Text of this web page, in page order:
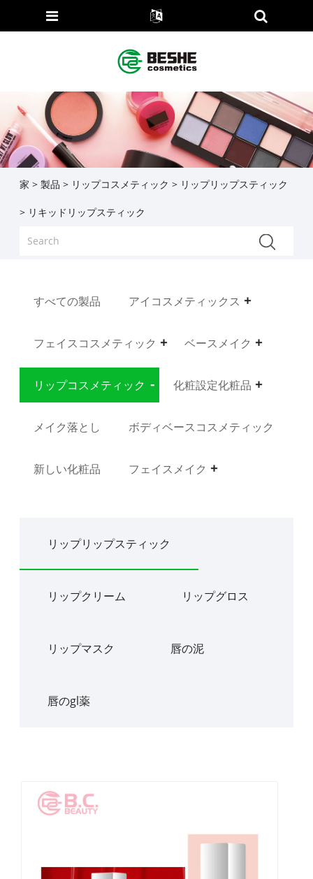
家 > 製品 > リップコスメティック > リップリップスティック
> リキッドリップスティック
すべての製品 アイコスメティックス
フェイスコスメティック ベースメイク
リップコスメティック 化粧設定化粧品
メイク落とし ボディベースコスメティック
新しい化粧品 フェイスメイク
リップリップスティック
リップクリーム リップグロス
リップマスク 唇の泥
唇のgl薬